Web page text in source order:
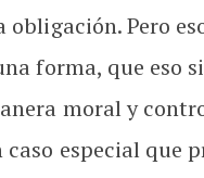
obligación. Pero
forma, que eso
moral y
especial que